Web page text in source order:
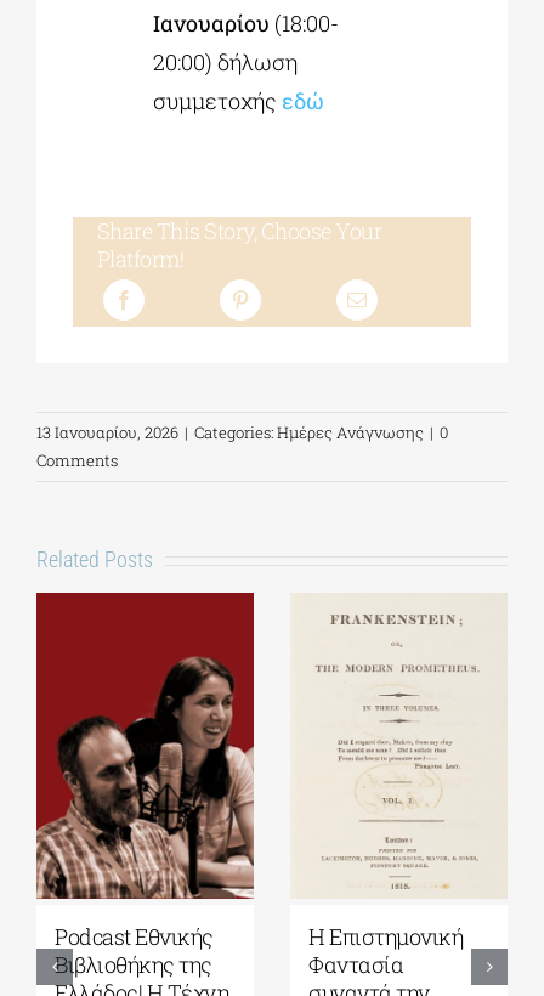
Ιανουαρίου (18:00-
20:00) δήλωση
συμμετοχής εδώ
Share This Story, Choose Your
Platform!
13 Ιανουαρίου, 2026 | Categories:Ημέρες Ανάγνωσης | 0
Comments
Related Posts
Podcast Εθνικής
Βιβλιοθήκης της
Η Επιστημονική
Φαντασία